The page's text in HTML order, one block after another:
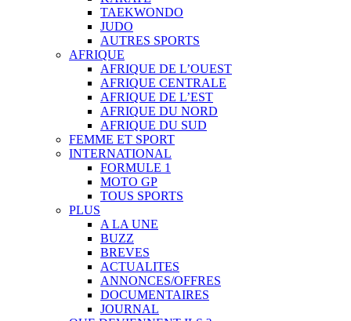
TAEKWONDO
JUDO
AUTRES SPORTS
AFRIQUE
AFRIQUE DE L’OUEST
AFRIQUE CENTRALE
AFRIQUE DE L’EST
AFRIQUE DU NORD
AFRIQUE DU SUD
FEMME ET SPORT
INTERNATIONAL
FORMULE 1
MOTO GP
TOUS SPORTS
PLUS
A LA UNE
BUZZ
BREVES
ACTUALITES
ANNONCES/OFFRES
DOCUMENTAIRES
JOURNAL